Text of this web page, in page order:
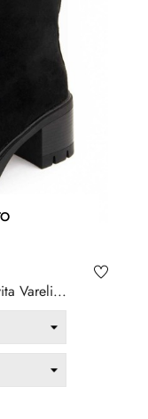
Botín De Tacón Para Mujer. Montevita Vareli...